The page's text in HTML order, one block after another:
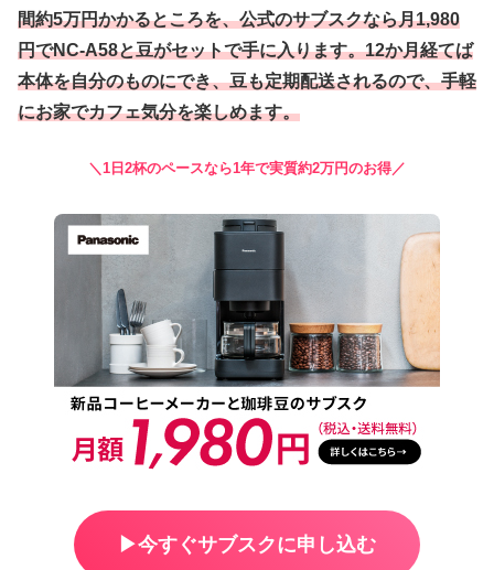
間約5万円かかるところを、公式のサブスクなら月1,980
円でNC-A58と豆がセットで手に入ります。12か月経てば
本体を自分のものにでき、豆も定期配送されるので、手軽
にお家でカフェ気分を楽しめます。
＼1日2杯のペースなら1年で実質約2万円のお得／
▶︎今すぐサブスクに申し込む